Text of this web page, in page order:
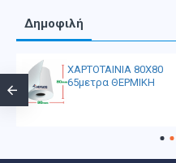
Δημοφιλή
ΧΑΡΤΟΤΑΙΝΙΑ 80Χ80
65μετρα ΘΕΡΜΙΚΗ